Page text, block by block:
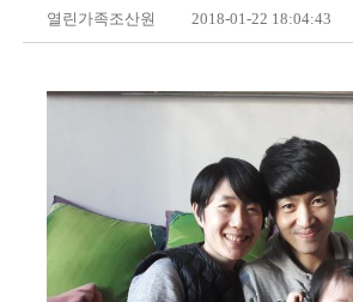
열린가족조산원 2018-01-22 18:04:43